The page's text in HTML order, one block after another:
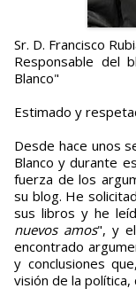
Sr. D. Francisco
Responsable del
Blanco"
Estimado y
Desde hace unos
Blanco y durante
fuerza de los
su blog. He
sus libros y he
nuevos amos", y
encontrado
y conclusiones
visión de la